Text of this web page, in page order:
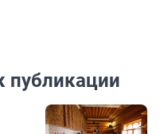
публикации